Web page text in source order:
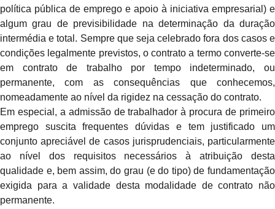
política pública de emprego e apoio à iniciativa empresarial) e
algum grau de previsibilidade na determinação da duração
intermédia e total. Sempre que seja celebrado fora dos casos e
condições legalmente previstos, o contrato a termo converte-se
em contrato de trabalho por tempo indeterminado, ou
permanente, com as consequências que conhecemos,
nomeadamente ao nível da rigidez na cessação do contrato.
Em especial, a admissão de trabalhador à procura de primeiro
emprego suscita frequentes dúvidas e tem justificado um
conjunto apreciável de casos jurisprudenciais, particularmente
ao nível dos requisitos necessários à atribuição desta
qualidade e, bem assim, do grau (e do tipo) de fundamentação
exigida para a validade desta modalidade de contrato não
permanente.